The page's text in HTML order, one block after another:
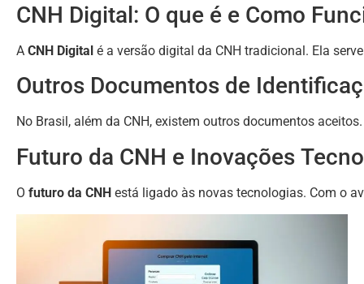
CNH Digital: O que é e Como
A CNH Digital é a versão digital da CNH tradicional. Ela
Outros Documentos de
No Brasil, além da CNH, existem outros documentos
Futuro da CNH e Inovações
O futuro da CNH está ligado às novas tecnologias. Com o